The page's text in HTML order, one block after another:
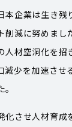
本企業は生き残
削減に努めまし
人材空洞化を招
減少を加速させ
化させ人材育成